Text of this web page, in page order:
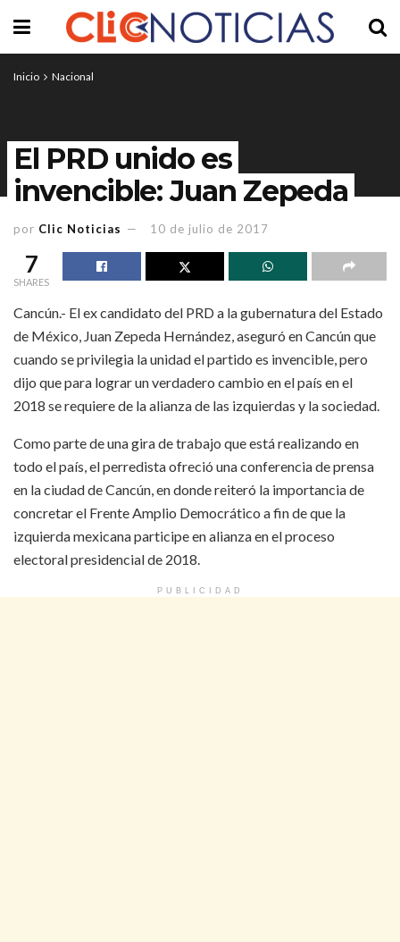
Inicio Nacional
El PRD unido es
invencible: Juan Zepeda
por Clic Noticias 10 de julio de 2017
7
SHARES
Cancún.- El ex candidato del PRD a la gubernatura del Estado
de México, Juan Zepeda Hernández, aseguró en Cancún que
cuando se privilegia la unidad el partido es invencible, pero
dijo que para lograr un verdadero cambio en el país en el
2018 se requiere de la alianza de las izquierdas y la sociedad.
Como parte de una gira de trabajo que está realizando en
todo el país, el perredista ofreció una conferencia de prensa
en la ciudad de Cancún, en donde reiteró la importancia de
concretar el Frente Amplio Democrático a fin de que la
izquierda mexicana participe en alianza en el proceso
electoral presidencial de 2018.
PUBLICIDAD